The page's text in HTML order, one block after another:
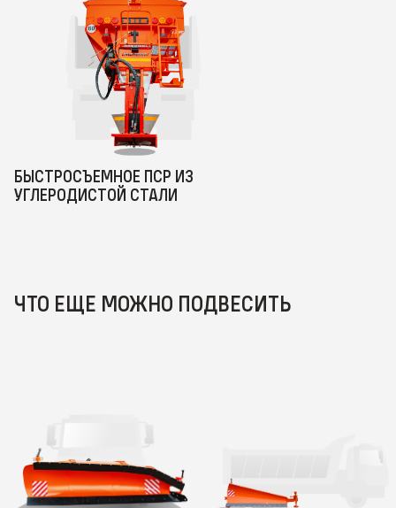
БЫСТРОСЪЕМНОЕ ПСР ИЗ
УГЛЕРОДИСТОЙ СТАЛИ
ЧТО ЕЩЕ МОЖНО ПОДВЕСИТЬ